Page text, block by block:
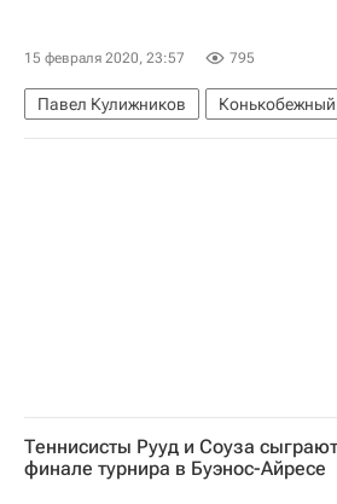
15 февраля 2020, 23:57 795
Павел Кулижников
Конькобежный
Теннисисты Рууд и Соуза
финале турнира в Буэнос-Айресе